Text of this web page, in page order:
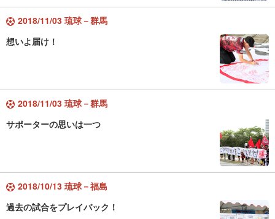
2018/11/03 琉球－群馬
想いよ届け！
2018/11/03 琉球－群馬
サポーターの思いは一つ
2018/10/13 琉球－福島
過去の試合をプレイバック！